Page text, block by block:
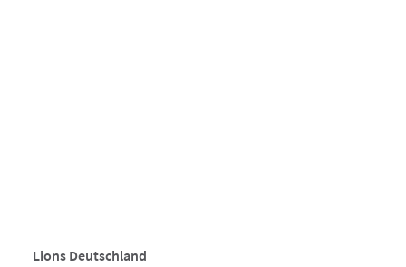
Lions Deutschland